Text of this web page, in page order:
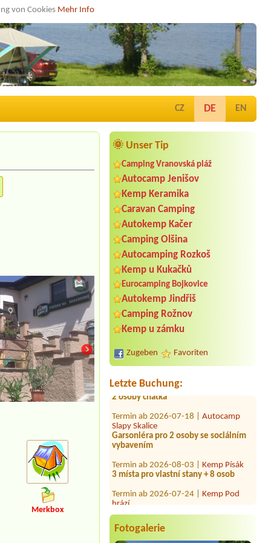
von Cookies Mehr Info
CZ DE EN
🌞 Unser Tip
Camping Vranovská pláž
Autocamp Jenišov
Kemp Keramika
Caravan Camping
Autokemp Kačer
Camping Olšina
Autocamping Rozkoš
Kemp u Kukačků
Eurocamping Bojkovice
Autokemp Jindřiš
Camping Rožnov
Kemp u zámku
Zugeben Favoriten
Letzte Buchung:
Termin ab 2026-08-12 |
Olšina - Lipno
1xStellplatz für 2 Personen mit
Termin ab 2026-07-27 |
2 osoby chatka
Termin ab 2026-07-18 |
Garsoniéra pro 2 osoby se sociálním
vybavením
Termin ab 2026-08-03 |
3 místa pro vlastní stany + 8 osob
Termin ab 2026-07-24 | Kemp Pod
1 stan +3osoby
Termin ab 2026-08-15 |Kemp Radost
- Oáza
Fotogalerie
Merkbox